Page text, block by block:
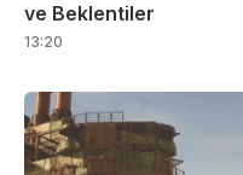
ve Beklentiler
13:20